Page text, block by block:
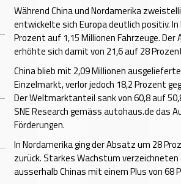
Während China und Nordamerika
entwickelte sich Europa deutlich positiv.
Prozent auf 1,15 Millionen Fahrzeuge.
erhöhte sich damit von 21,6 auf 28
China blieb mit 2,09 Millionen
Einzelmarkt, verlor jedoch 18,2 Prozent
Der Weltmarktanteil sank von 60,8 auf
SNE Research gemäss autohaus.de das
Förderungen.
In Nordamerika ging der Absatz um 28
zurück. Starkes Wachstum
ausserhalb Chinas mit einem Plus von 68